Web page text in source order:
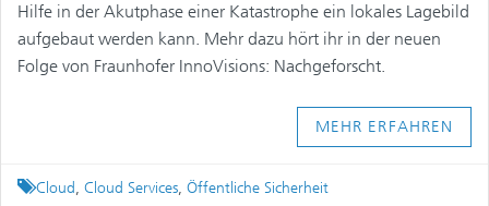
Hilfe in der Akutphase einer Katastrophe ein lokales Lagebild
aufgebaut werden kann. Mehr dazu hört ihr in der neuen
Folge von Fraunhofer InnoVisions: Nachgeforscht.
MEHR ERFAHREN
Tagged
Cloud, Cloud Services, Öffentliche Sicherheit